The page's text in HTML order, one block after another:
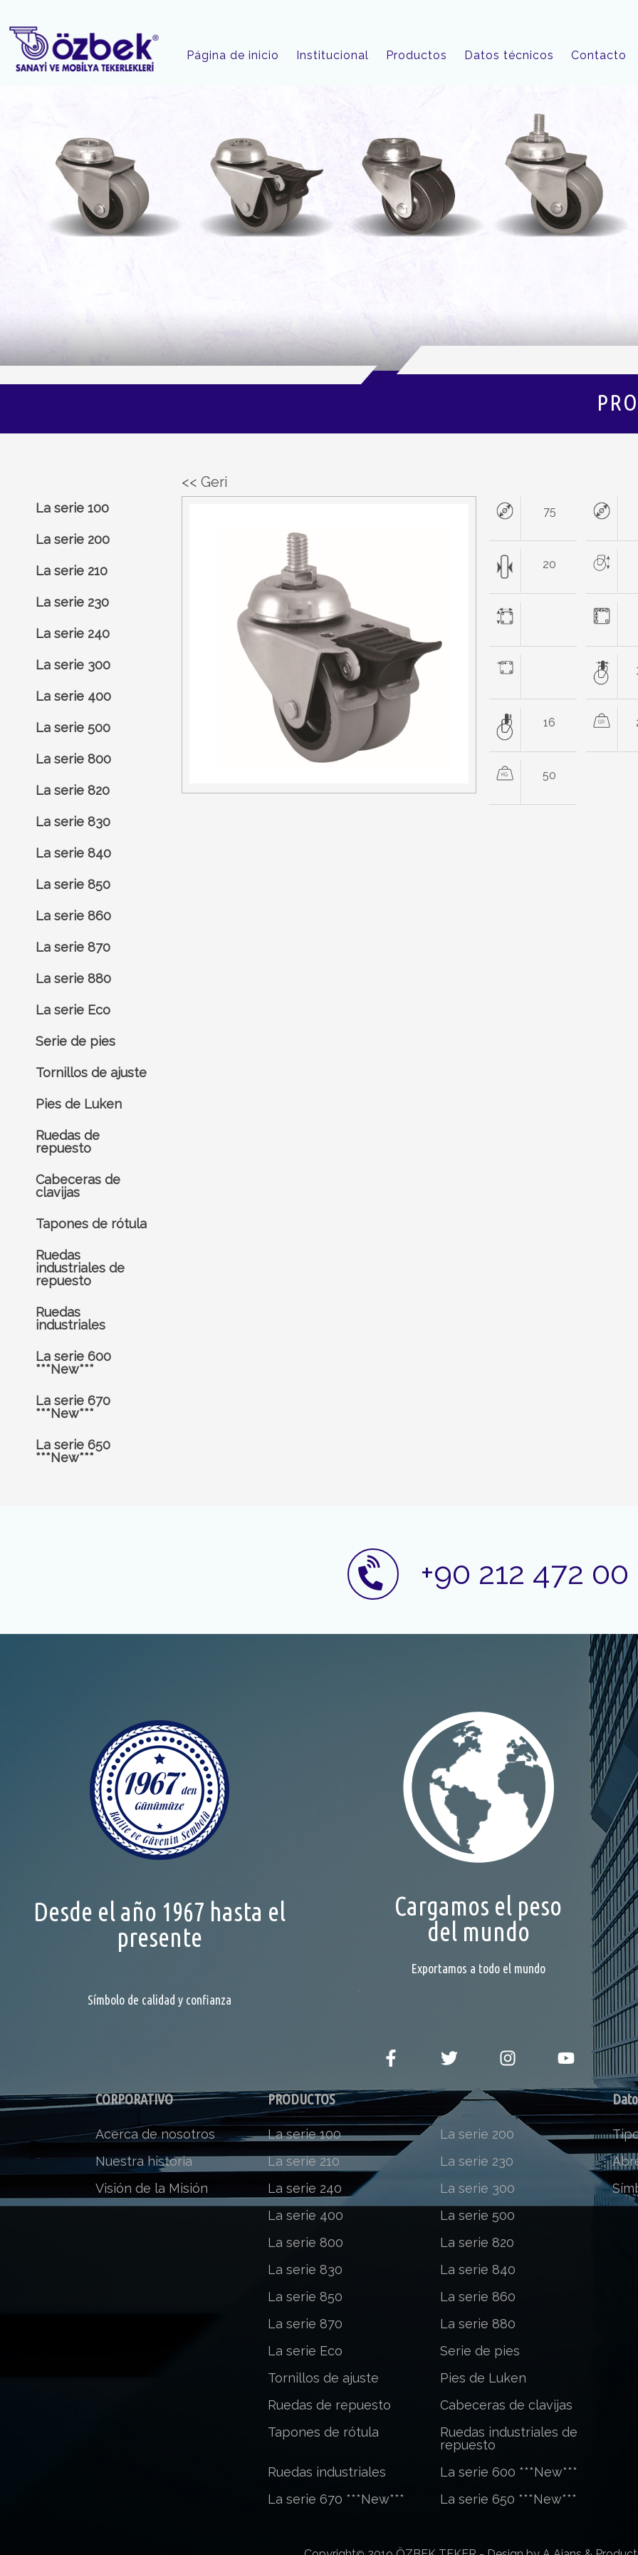
Página de inicio Institucional Productos Datos técnicos Contacto
La serie 100
La serie 200
La serie 210
La serie 230
La serie 240
La serie 300
La serie 400
La serie 500
La serie 800
La serie 820
La serie 830
La serie 840
La serie 850
La serie 860
La serie 870
La serie 880
La serie Eco
Serie de pies
Tornillos de ajuste
Pies de Luken
Ruedas de
repuesto
Cabeceras de
clavijas
Tapones de rótula
Ruedas
industriales de
repuesto
Ruedas
industriales
La serie 600
***New***
La serie 670
***New***
La serie 650
***New***
<< Geri
75
20
16
50
+90 212 472 00
Desde el año 1967 hasta el
presente
Símbolo de calidad y confianza
Cargamos el peso
del mundo
Exportamos a todo el mundo
CORPORATIVO
Acerca de nosotros
Nuestra historia
Visión de la Misión
PRODUCTOS
La serie 100
La serie 200
La serie 210
La serie 230
La serie 240
La serie 300
La serie 400
La serie 500
La serie 800
La serie 820
La serie 830
La serie 840
La serie 850
La serie 860
La serie 870
La serie 880
La serie Eco
Serie de pies
Tornillos de ajuste
Pies de Luken
Ruedas de repuesto
Cabeceras de clavijas
Tapones de rótula
Ruedas industriales de
repuesto
Ruedas industriales
La serie 600 ***New***
La serie 670 ***New***
La serie 650 ***New***